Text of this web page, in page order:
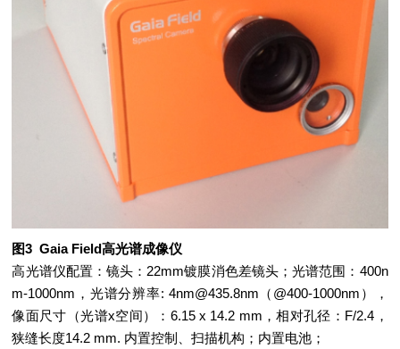
图3 Gaia Field高光谱成像仪
高光谱仪配置：镜头：22mm镀膜消色差镜头；光谱范围：400n
m-1000nm，光谱分辨率: 4nm@435.8nm（@400-1000nm），
像面尺寸（光谱x空间）：6.15 x 14.2 mm，相对孔径：F/2.4，
狭缝长度14.2 mm. 内置控制、扫描机构；内置电池；